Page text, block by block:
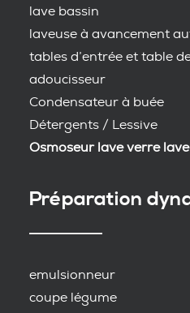
lave bassin
laveuse à avancement
tables d’entrée et table
adoucisseur
Condensateur à buée
Détergents / Lessive
Osmoseur lave verre
Préparation
emulsionneur
coupe légume